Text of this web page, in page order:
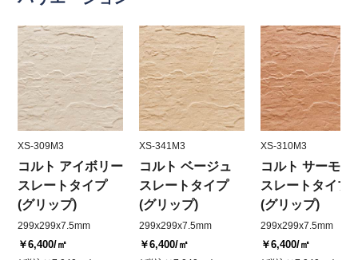
XS-309M3
コルト アイボリー
スレートタイプ
(グリップ)
299x299x7.5mm
￥6,400/㎡
XS-341M3
コルト ベージュ
スレートタイプ
(グリップ)
299x299x7.5mm
￥6,400/㎡
XS-310M3
コルト サーモン
スレートタイプ
(グリップ)
299x299x7.5mm
￥6,400/㎡